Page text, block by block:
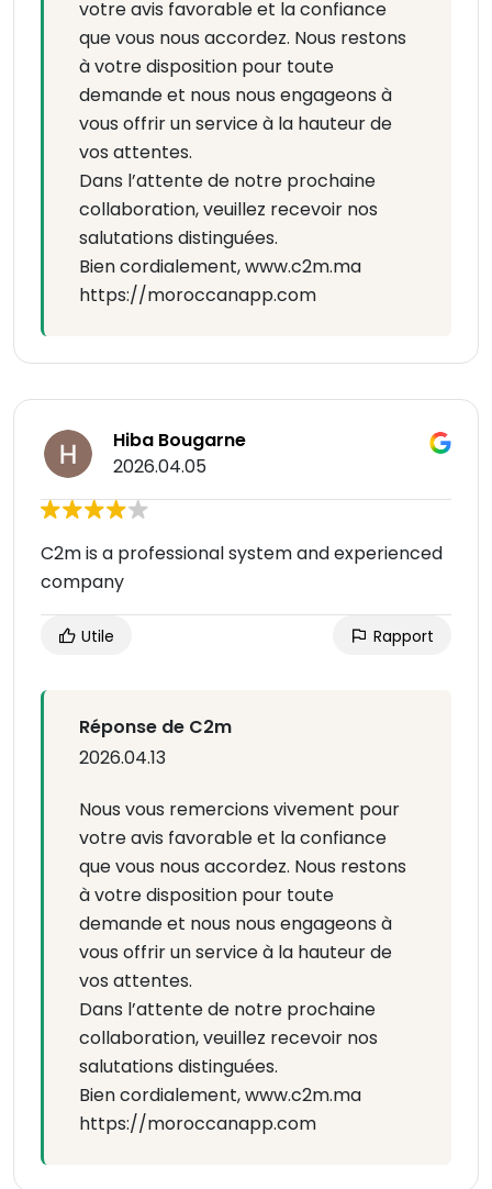
votre avis favorable et la confiance
que vous nous accordez. Nous restons
à votre disposition pour toute
demande et nous nous engageons à
vous offrir un service à la hauteur de
vos attentes.
Dans l’attente de notre prochaine
collaboration, veuillez recevoir nos
salutations distinguées.
Bien cordialement, www.c2m.ma
https://moroccanapp.com
Hiba Bougarne
2026.04.05
C2m is a professional system and experienced
company
Utile Rapport
Réponse de C2m
2026.04.13
Nous vous remercions vivement pour
votre avis favorable et la confiance
que vous nous accordez. Nous restons
à votre disposition pour toute
demande et nous nous engageons à
vous offrir un service à la hauteur de
vos attentes.
Dans l’attente de notre prochaine
collaboration, veuillez recevoir nos
salutations distinguées.
Bien cordialement, www.c2m.ma
https://moroccanapp.com